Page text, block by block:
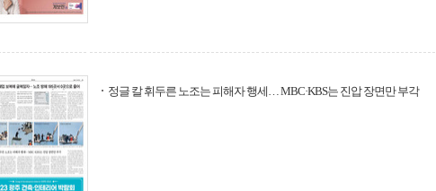
정글 칼 휘두른 노조는 피해자 행세… MBC·KBS는 진압 장면만 부각